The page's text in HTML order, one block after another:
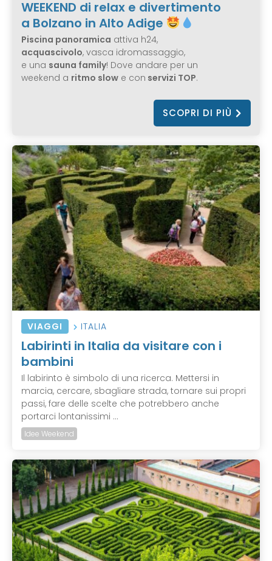
WEEKEND di relax e divertimento
a Bolzano in Alto Adige
Piscina panoramica attiva h24,
acquascivolo, vasca idromassaggio,
e una sauna family! Dove andare per un
weekend a ritmo slow e con servizi TOP.
SCOPRI DI PIÙ
VIAGGI ITALIA
Labirinti in Italia da visitare con i
bambini
Il labirinto è simbolo di una ricerca. Mettersi in
marcia, cercare, sbagliare strada, tornare sui propri
passi, fare delle scelte che potrebbero anche
portarci lontanissimi ...
Idee Weekend